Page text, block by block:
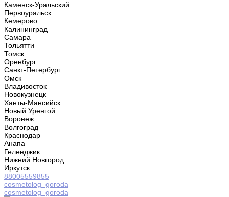
Каменск-Уральский
Первоуральск
Кемерово
Калининград
Самара
Тольятти
Томск
Оренбург
Санкт-Петербург
Омск
Владивосток
Новокузнецк
Ханты-Мансийск
Новый Уренгой
Воронеж
Волгоград
Краснодар
Анапа
Геленджик
Нижний Новгород
Иркутск
88005559855
cosmetolog_goroda
cosmetolog_goroda